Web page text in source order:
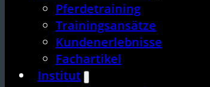
Pferdetraining
Trainingsansätze
Kundenerlebnisse
Fachartikel
Institut